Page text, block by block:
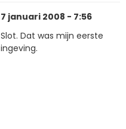
7 januari 2008 - 7:56
Slot. Dat was mijn eerste
ingeving.